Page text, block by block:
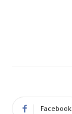
Facebook